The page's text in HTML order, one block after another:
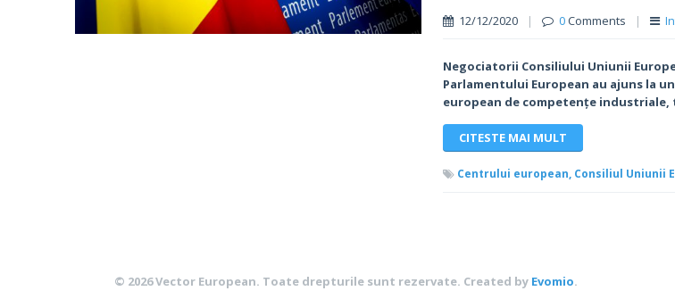
12/12/2020 | 0Comments |
Negociatorii Consiliului Uniunii
Parlamentului European au ajuns la
european de competențe
CITESTE MAI MULT
Centrului european, Consiliul Uniunii
© 2026Vector European. Toate drepturile sunt rezervate. Created by Evomio.